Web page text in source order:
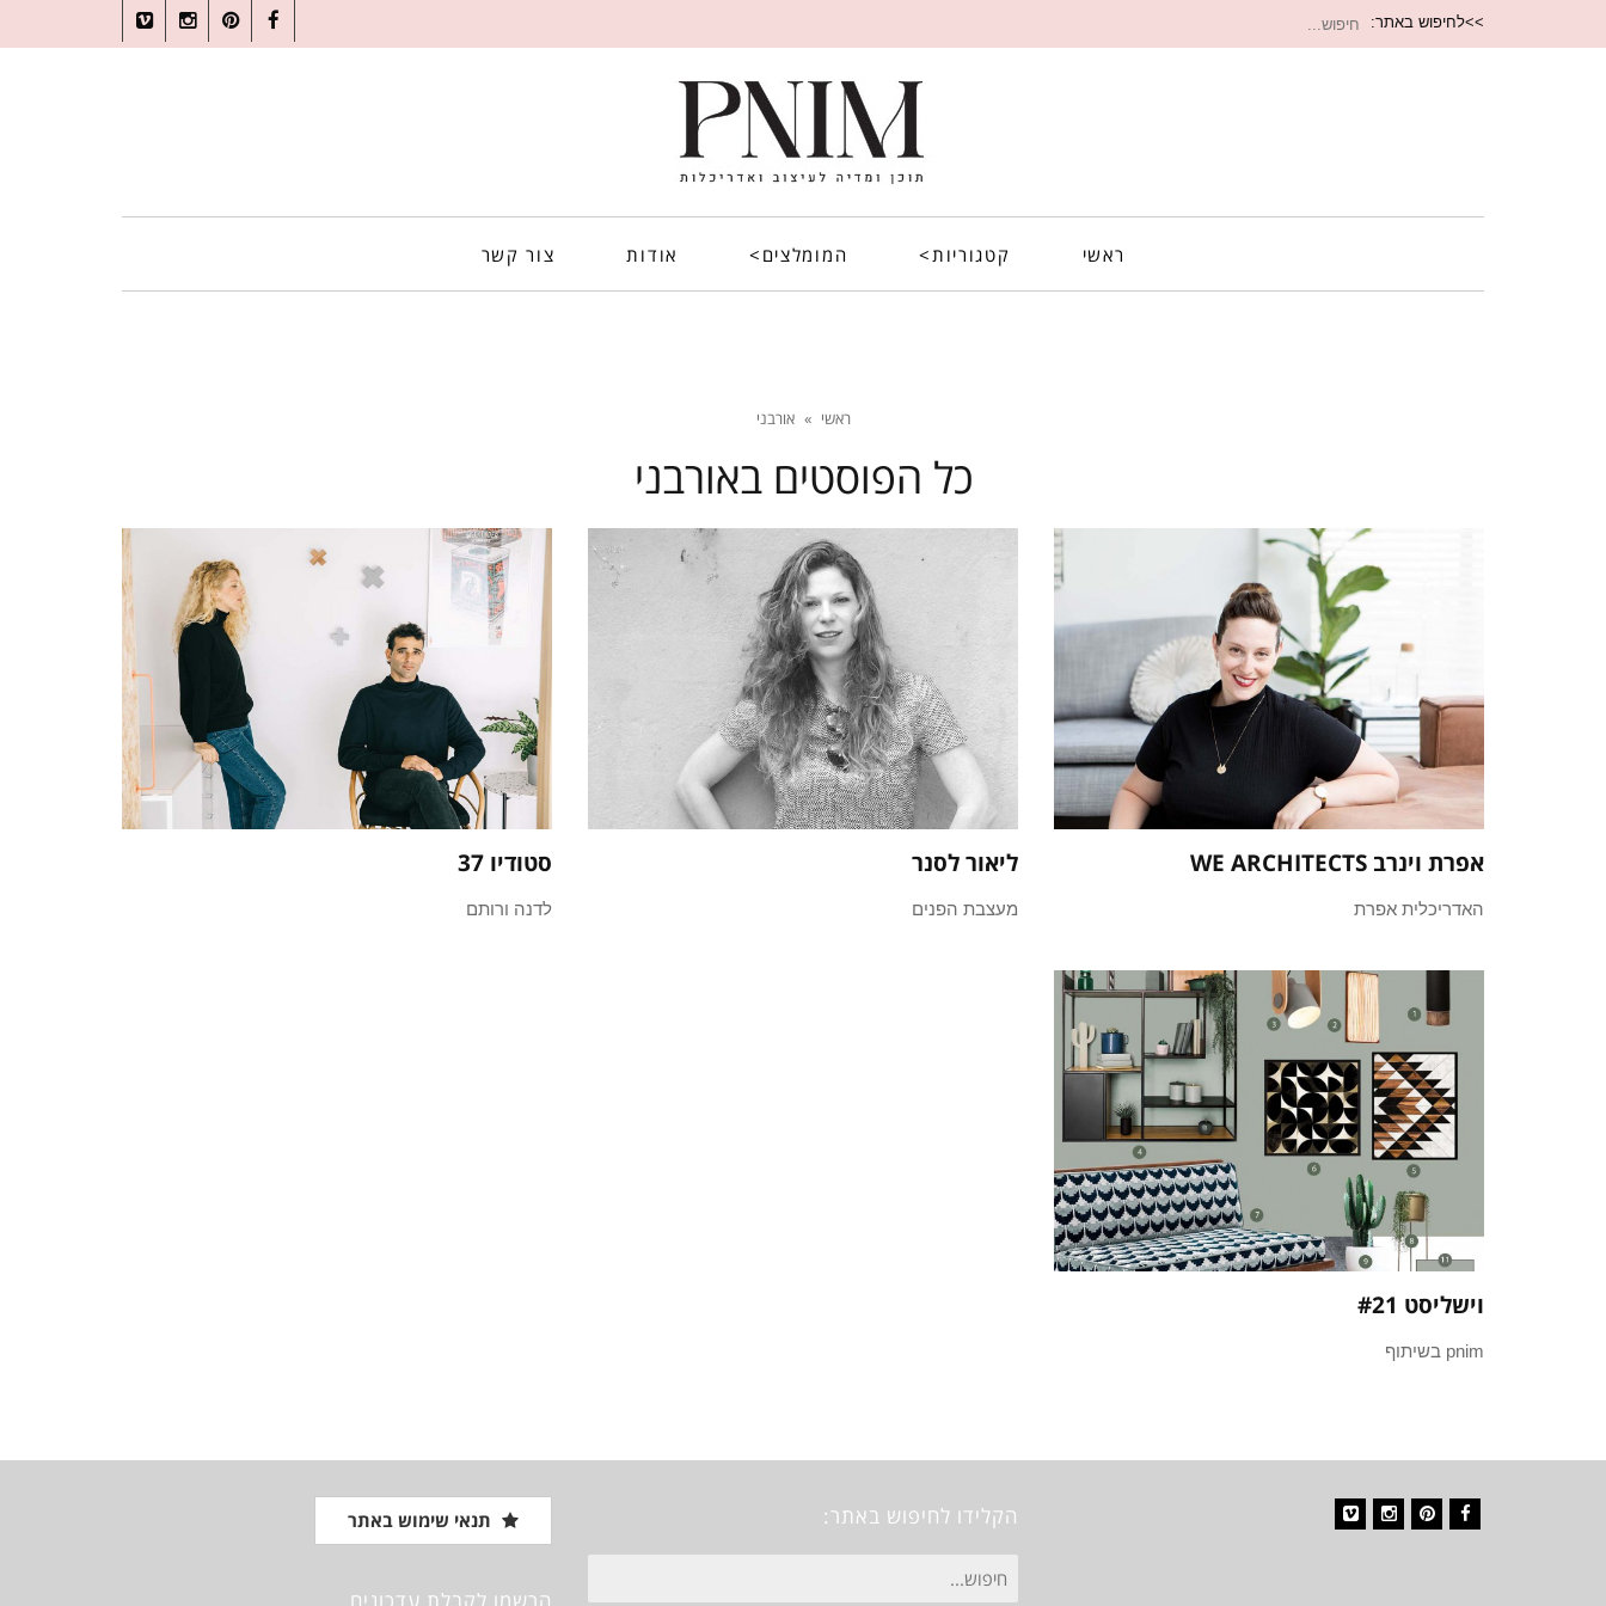
>>לחיפוש באתר: חיפוש
Facebook
Pinterest
Instagram
Vimeo
ראשי קטגוריות> המומלצים> אודות צור קשר
ראשי » אורבני
כל הפוסטים באורבני
אפרת וינרב WE ARCHITECTS
האדריכלית אפרת
ליאור לסנר
מעצבת הפנים
סטודיו 37
לדנה ורותם
וישליסט #21
pnim בשיתוף
הקלידו לחיפוש באתר:
חיפוש
תנאי שימוש באתר